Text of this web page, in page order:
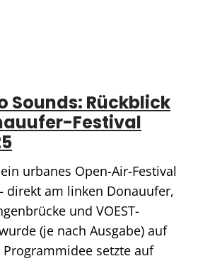
Sounds: Rückblick
Festival
urbanes Open-Air-Festival
direkt am linken Donauufer,
und VOEST-
(je nach Ausgabe) auf
setzte auf